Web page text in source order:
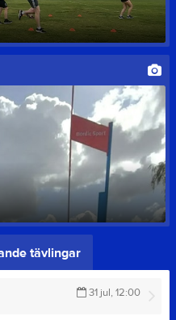
tävlingar
31 jul, 12:00